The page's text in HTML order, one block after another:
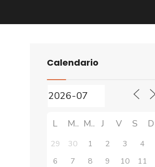
Calendario
L M M J V S D
29 30 1 2 3 4
6
7 8 9 10 11